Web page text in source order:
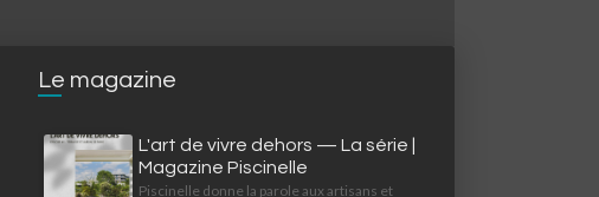
Le magazine
L'art de vivre dehors — La série |
Magazine Piscinelle
Piscinelle donne la parole aux artisans et